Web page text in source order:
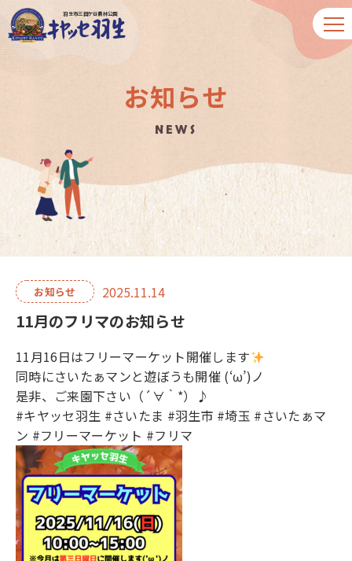
羽生市三田ケ谷農林公園
お知らせ
NEWS
お知らせ 2025.11.14
11月のフリマのお知らせ
11月16日はフリーマーケット開催します
同時にさいたぁマンと遊ぼうも開催 (‘ω’)ノ
是非、ご来園下さい（´∀｀*）♪
#キヤッセ羽生 #さいたま #羽生市 #埼玉 #さいたぁマ
ン #フリーマーケット #フリマ